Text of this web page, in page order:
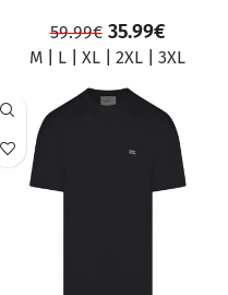
59.99€ 35.99€
M L XL 2XL 3XL
ΠΡΟΣΦΟΡΆ